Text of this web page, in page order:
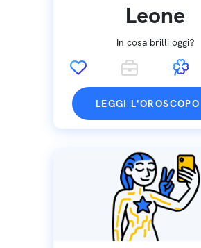
Leone
In cosa brilli oggi?
LEGGI L'OROSCOPO